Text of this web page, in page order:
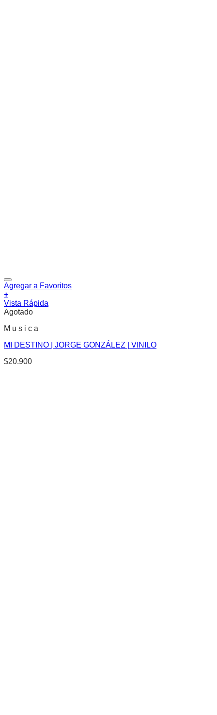
Agregar a Favoritos
+
Vista Rápida
Agotado
M u s i c a
MI DESTINO | JORGE GONZÁLEZ | VINILO
$20.900